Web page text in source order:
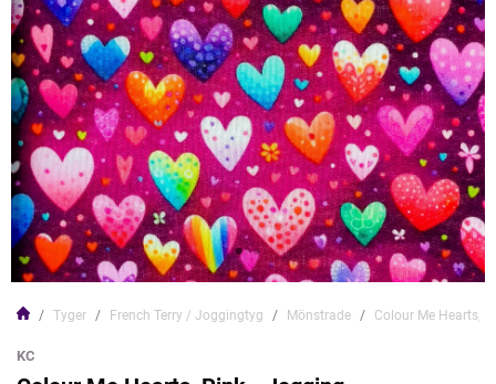
Tyger French Terry / Joggingtyg Mönstrade Colour Me Hearts,
KC